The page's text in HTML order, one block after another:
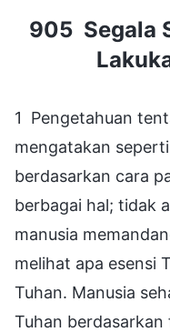
905 Segala
1 Pengetahuan
mengatakan
berdasarkan cara
berbagai hal; tidak
manusia
melihat apa esensi
Tuhan. Manusia
Tuhan